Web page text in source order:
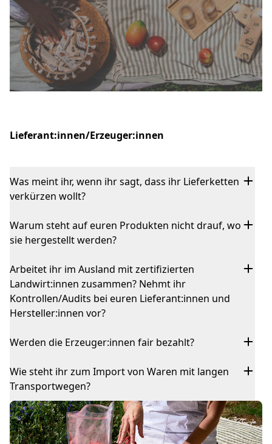
Lieferant:innen/Erzeuger:innen
Was meint ihr, wenn ihr sagt, dass ihr Lieferketten
verkürzen wollt?
Warum steht auf euren Produkten nicht drauf, wo
sie hergestellt werden?
Arbeitet ihr im Ausland mit zertifizierten
Landwirt:innen zusammen? Nehmt ihr
Kontrollen/Audits bei euren Lieferant:innen und
Hersteller:innen vor?
Werden die Erzeuger:innen fair bezahlt?
Wie steht ihr zum Import von Waren mit langen
Transportwegen?